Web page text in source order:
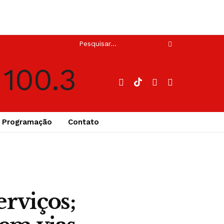
Programação Contato